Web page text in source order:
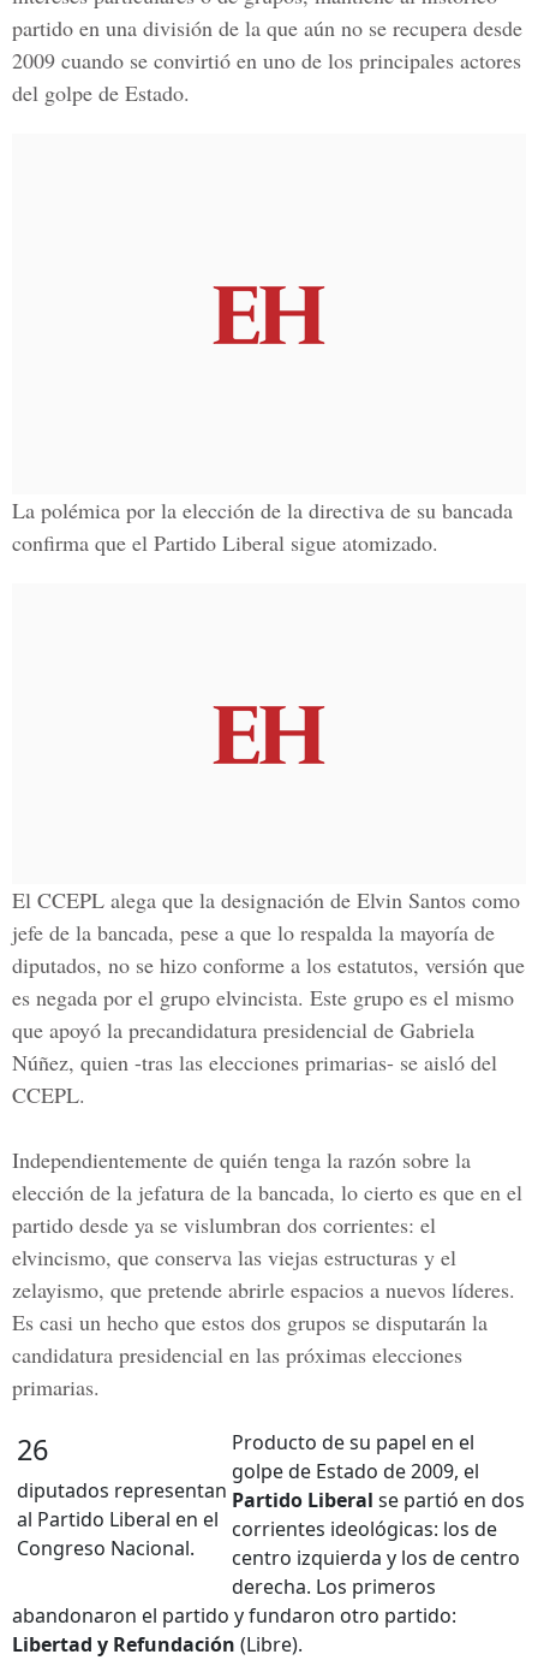
partido en una división de la que aún no se recupera desde
2009 cuando se convirtió en uno de los principales actores
del golpe de Estado.
La polémica por la elección de la directiva de su bancada
confirma que el Partido Liberal sigue atomizado.
El CCEPL alega que la designación de Elvin Santos como
jefe de la bancada, pese a que lo respalda la mayoría de
diputados, no se hizo conforme a los estatutos, versión que
es negada por el grupo elvincista. Este grupo es el mismo
que apoyó la precandidatura presidencial de Gabriela
Núñez, quien -tras las elecciones primarias- se aisló del
CCEPL.
Independientemente de quién tenga la razón sobre la
elección de la jefatura de la bancada, lo cierto es que en el
partido desde ya se vislumbran dos corrientes: el
elvincismo, que conserva las viejas estructuras y el
zelayismo, que pretende abrirle espacios a nuevos líderes.
Es casi un hecho que estos dos grupos se disputarán la
candidatura presidencial en las próximas elecciones
primarias.
26
diputados representan
al Partido Liberal en el
Congreso Nacional.
Producto de su papel en el
golpe de Estado de 2009, el
Partido Liberal se partió en dos
corrientes ideológicas: los de
centro izquierda y los de centro
derecha. Los primeros
abandonaron el partido y fundaron otro partido:
Libertad y Refundación (Libre).